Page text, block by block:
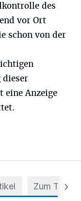
des
vor Ort
schon von der
dieser
eine Anzeige
Zum Thema